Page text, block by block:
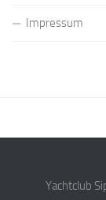
Impressum
Yachtclub